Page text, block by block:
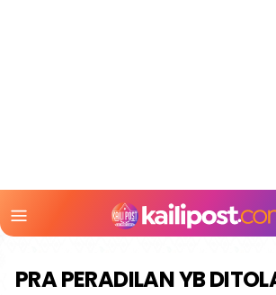
Mobile
PRA PERADILAN YB